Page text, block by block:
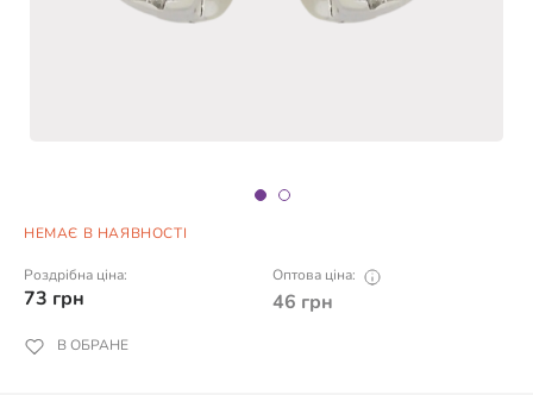
НЕМАЄ В НАЯВНОСТІ
Роздрібна ціна:
73 грн
Оптова ціна:
46 грн
В ОБРАНЕ